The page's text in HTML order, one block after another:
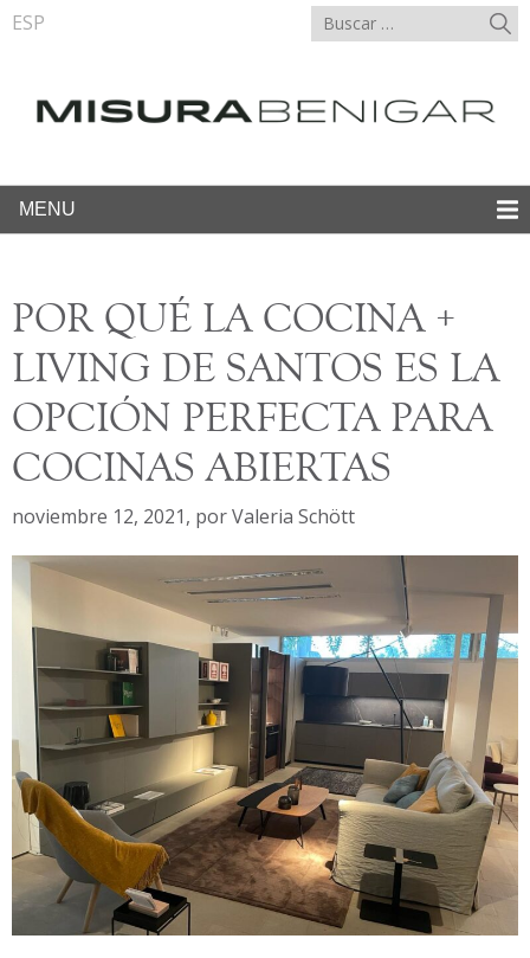
ESP
MENU
POR QUÉ LA COCINA +
LIVING DE SANTOS ES LA
OPCIÓN PERFECTA PARA
COCINAS ABIERTAS
noviembre 12, 2021, porValeria Schött